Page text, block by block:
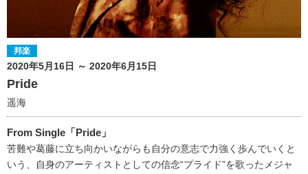
邦楽
2020年5月16日 ～ 2020年6月15日
Pride
遥海
From Single「Pride」
苦難や葛藤に立ち向かいながらも自分の意志で力強く歩んでいくと
いう、自身のアーティストとしての信念“プライド”を歌ったメジャ